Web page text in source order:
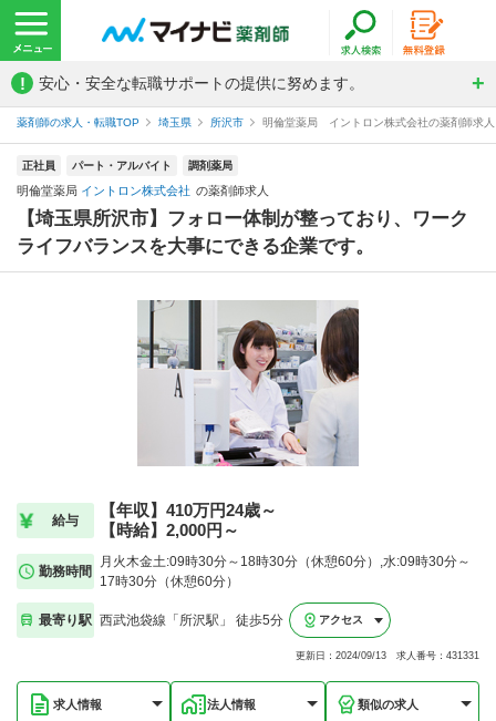
! 安心・安全な転職サポートの提供に努めます。
薬剤師の求人・転職TOP 埼玉県 所沢市 明倫堂薬局 イントロン株式会社の薬剤師求人
正社員 パート・アルバイト 調剤薬局
明倫堂薬局 イントロン株式会社 の薬剤師求人
【埼玉県所沢市】フォロー体制が整っており、ワーク
ライフバランスを大事にできる企業です。
給与
【年収】410万円24歳～
【時給】2,000円～
勤務時間
月火木金土:09時30分～18時30分（休憩60分）,水:09時30分～
17時30分（休憩60分）
最寄り駅 西武池袋線「所沢駅」 徒歩5分 アクセス
更新日：2024/09/13 求人番号：431331
求人情報 法人情報 類似の求人